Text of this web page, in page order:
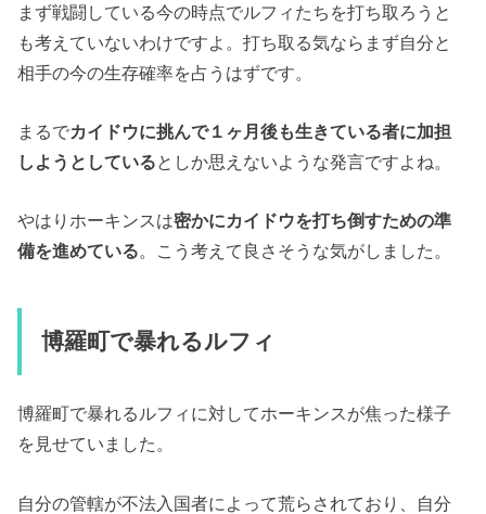
まず戦闘している今の時点でルフィたちを打ち取ろうと
も考えていないわけですよ。打ち取る気ならまず自分と
相手の今の生存確率を占うはずです。
まるでカイドウに挑んで１ヶ月後も生きている者に加担
しようとしているとしか思えないような発言ですよね。
やはりホーキンスは密かにカイドウを打ち倒すための準
備を進めている。こう考えて良さそうな気がしました。
博羅町で暴れるルフィ
博羅町で暴れるルフィに対してホーキンスが焦った様子
を見せていました。
自分の管轄が不法入国者によって荒らされており、自分